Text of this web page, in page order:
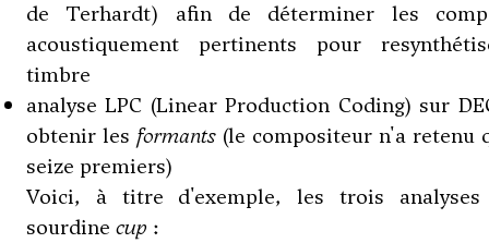
de Terhardt) afin de déterminer les
acoustiquement pertinents pour
timbre
analyse LPC (Linear Production Coding) sur
obtenir les formants (le compositeur n'a retenu
seize premiers)
Voici, à titre d'exemple, les trois
sourdine cup :